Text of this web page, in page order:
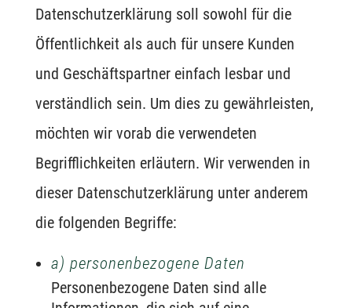
Datenschutzerklärung soll sowohl für die
Öffentlichkeit als auch für unsere Kunden
und Geschäftspartner einfach lesbar und
verständlich sein. Um dies zu gewährleisten,
möchten wir vorab die verwendeten
Begrifflichkeiten erläutern. Wir verwenden in
dieser Datenschutzerklärung unter anderem
die folgenden Begriffe:
a) personenbezogene Daten
Personenbezogene Daten sind alle